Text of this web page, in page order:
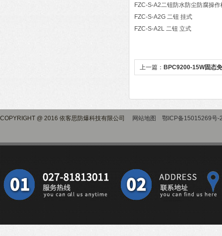
FZC-S-A2二钮防水防尘防腐操作
FZC-S-A2G 二钮 挂式
FZC-S-A2L 二钮 立式
上一篇： BPC9200-15W固态
COPYRIGHT @ 2016 依客思防爆科技有限公司 网站地图 鄂ICP备15015269号-